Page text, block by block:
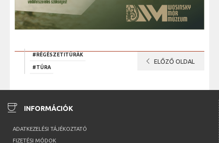
#RÉGÉSZETITÚRÁK
#TÚRA chevron_left ELŐZŐ OLDAL
coffee INFORMÁCIÓK
ADATKEZELÉSI TÁJÉKOZTATÓ
FIZETÉSI MÓDOK